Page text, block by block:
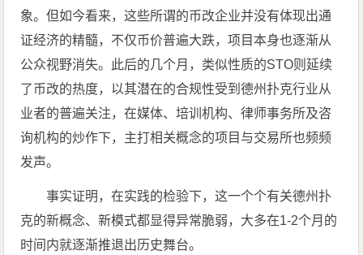
象。但如今看来，这些所谓的币改企业并没有体现出通
证经济的精髓，不仅币价普遍大跌，项目本身也逐渐从
公众视野消失。此后的几个月，类似性质的STO则延续
了币改的热度，以其潜在的合规性受到德州扑克行业从
业者的普遍关注，在媒体、培训机构、律师事务所及咨
询机构的炒作下，主打相关概念的项目与交易所也频频
发声。
事实证明，在实践的检验下，这一个个有关德州扑
克的新概念、新模式都显得异常脆弱，大多在1-2个月的
时间内就逐渐推退出历史舞台。